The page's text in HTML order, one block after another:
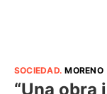
SOCIEDAD.MORENO
“Una obra